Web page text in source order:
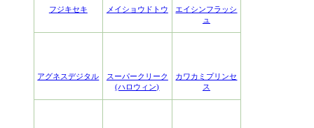
フジキセキ メイショウドトウ
エイシンフラッシ
ュ
アグネスデジタル
スーパークリーク
(ハロウィン)
カワカミプリンセ
ス